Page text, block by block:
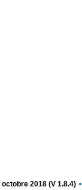
Publique (SUP)
octobre 2018 (V 1.8.4)